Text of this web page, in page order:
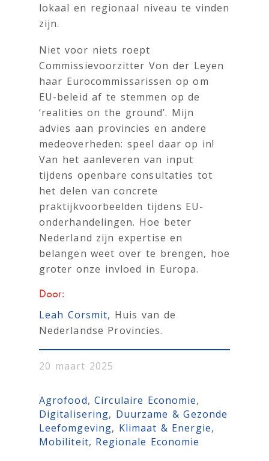
lokaal en regionaal niveau te vinden
zijn.
Niet voor niets roept
Commissievoorzitter Von der Leyen
haar Eurocommissarissen op om
EU-beleid af te stemmen op de
‘realities on the ground’. Mijn
advies aan provincies en andere
medeoverheden: speel daar op in!
Van het aanleveren van input
tijdens openbare consultaties tot
het delen van concrete
praktijkvoorbeelden tijdens EU-
onderhandelingen. Hoe beter
Nederland zijn expertise en
belangen weet over te brengen, hoe
groter onze invloed in Europa.
Door:
Leah Corsmit, Huis van de
Nederlandse Provincies.
20 maart 2025
Agrofood, Circulaire Economie
Digitalisering, Duurzame & Gezonde
Leefomgeving, Klimaat & Energie
Mobiliteit, Regionale Economie